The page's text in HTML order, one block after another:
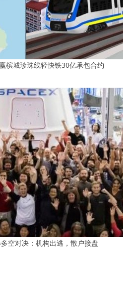
槟城珍珠线轻快铁30亿承包合约
空对决：机构出逃，散户接盘